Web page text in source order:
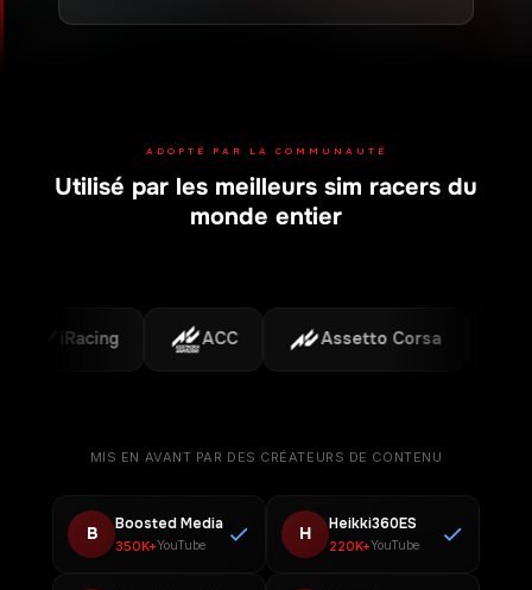
ADOPTÉ PAR LA COMMUNAUTÉ
Utilisé par les meilleurs sim racers du
monde entier
iRacing ACC Assetto Corsa
MIS EN AVANT PAR DES CRÉATEURS DE CONTENU
B Boosted Media
350K+YouTube
H Heikki360ES
220K+YouTube